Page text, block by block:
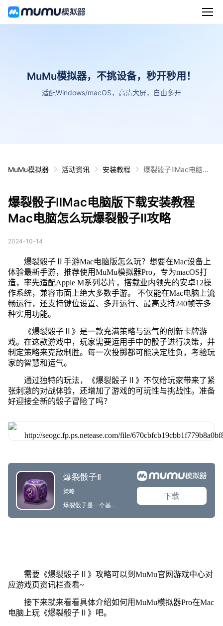
MuMu模拟器，不挑设备，秒开秒用！
适配Windows/macOS，高清大屏，自由多开
MuMu模拟器 活动资讯 安装教程
爆裂骰子ⅡMac电脑版
爆裂骰子ⅡMac电脑版下载安装教程
Mac电脑怎么玩爆裂骰子Ⅱ攻略
2024-10-14
爆裂骰子Ⅱ手游Mac电脑版怎么玩？想要在Mac设备上
体验最新手游，推荐使用MuMu模拟器Pro，专为macOS打
造，率先适配Apple M系列芯片，搭载业内领先的安卓12操
作系统，兼容市面上绝大多数手游。 不仅能在Mac电脑上流
畅运行，还支持键位设置、多开运行、最高支持240帧等多
种实用功能。
《爆裂骰子Ⅱ》是一款充满策略与运气的创新卡牌游
戏。在这款游戏中，玩家需要运用手中的骰子进行决策，并
制定策略来克敌制胜。每一次投掷都可能决定胜负，考验玩
家的智慧和运气。
通过独特的玩法，《爆裂骰子Ⅱ》不仅给玩家带来了紧
张刺激的对战体验，还增加了游戏的可玩性与挑战性。准备
好迎接全新的骰子冒险了吗？
需要《爆裂骰子Ⅱ》攻略可以到MuMu官网游戏中心对
应游戏页资讯栏查看~
接下来就来看看具体介绍如何用MuMu模拟器Pro在Mac
电脑上玩《爆裂骰子Ⅱ》吧。